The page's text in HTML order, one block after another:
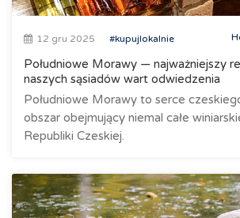
12 gru 2025 #kupujlokalnie
Południowe Morawy — najważniejszy
naszych sąsiadów wart odwiedzenia
Południowe Morawy to serce
obszar obejmujący niemal całe
Republiki Czeskiej.